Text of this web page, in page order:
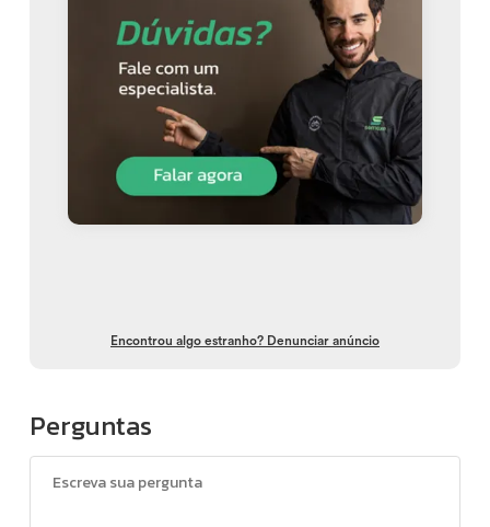
Perguntas
Encontrou algo estranho? Denunciar anúncio